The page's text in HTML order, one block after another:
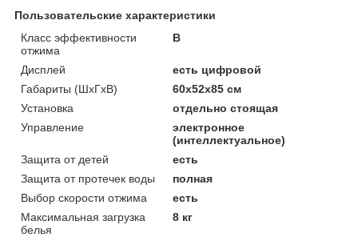
Пользовательские характеристики
Класс эффективности
отжима
B
Дисплей
есть цифровой
Габариты (ШxГxВ)
60x52x85 см
Установка
отдельно стоящая
Управление
электронное
(интеллектуальное)
Защита от детей
есть
Защита от протечек воды
полная
Выбор скорости отжима
есть
Максимальная загрузка
белья
8 кг